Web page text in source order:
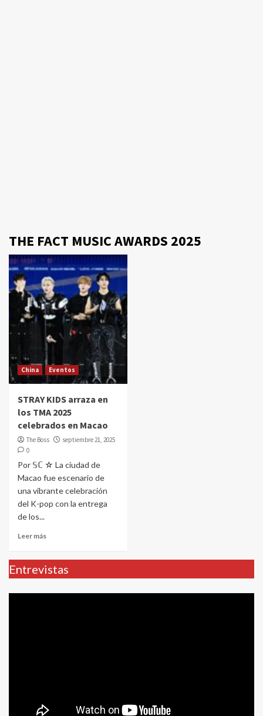
THE FACT MUSIC AWARDS 2025
China Eventos
STRAY KIDS arraza en
los TMA 2025
celebrados en Macao
The Boss
septiembre 21, 2025
0
Por 𝕊ℂ ☆ La ciudad de
Macao fue escenario de
una vibrante celebración
del K-pop con la entrega
de los...
Leer más
Entrevistas